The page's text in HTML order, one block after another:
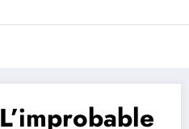
Trivela
L'actualité du football